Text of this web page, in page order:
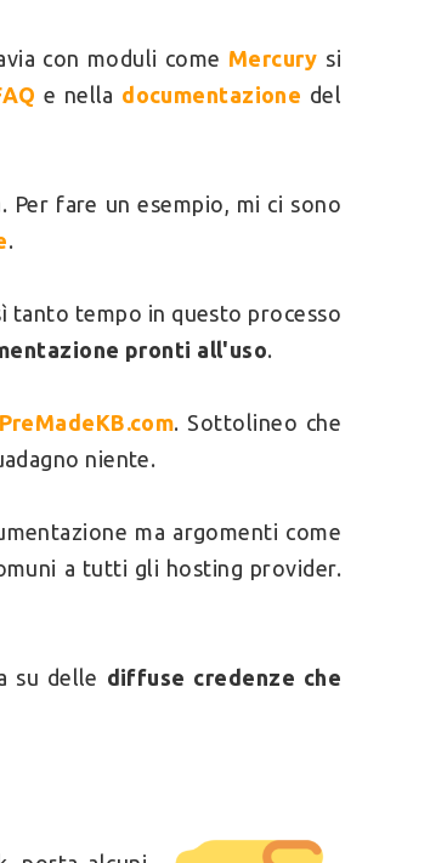
con moduli come Mercury si
e nella documentazione del
. Per fare un esempio, mi ci sono
.
tanto tempo in questo processo
pronti all'uso.
PreMadeKB.com. Sottolineo che
niente.
ma argomenti come
a tutti gli hosting provider.
su delle diffuse credenze che